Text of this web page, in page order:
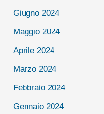
Giugno 2024
Maggio 2024
Aprile 2024
Marzo 2024
Febbraio 2024
Gennaio 2024